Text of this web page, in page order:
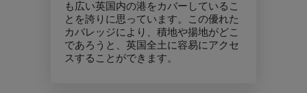
も広い英国内の港をカバーしているこ
とを誇りに思っています。この優れた
カバレッジにより、積地や揚地がどこ
であろうと、英国全土に容易にアクセ
スすることができます。